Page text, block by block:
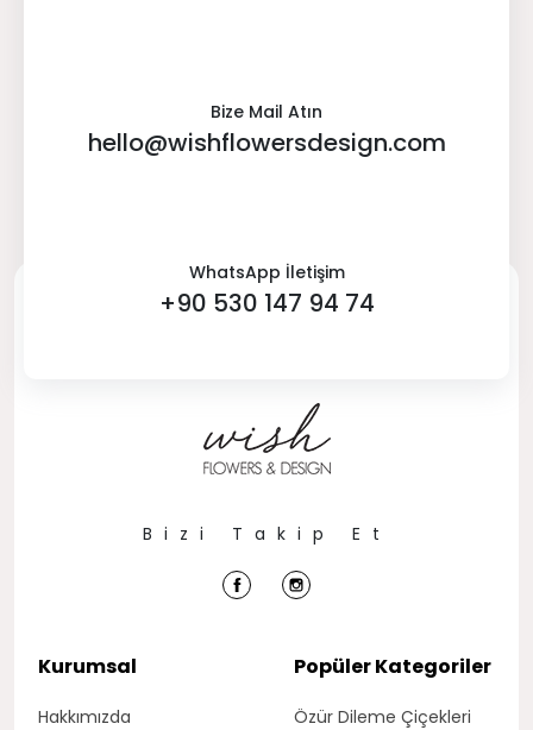
Bize Mail Atın
hello@wishflowersdesign.com
WhatsApp İletişim
+90 530 147 94 74
Kurumsal
Hakkımızda
Popüler Kategoriler
Özür Dileme Çiçekleri
Bizi Takip Et